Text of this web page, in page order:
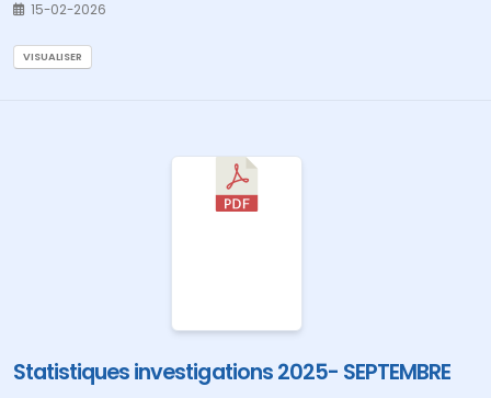
15-02-2026
VISUALISER
Statistiques investigations 2025- SEPTEMBRE